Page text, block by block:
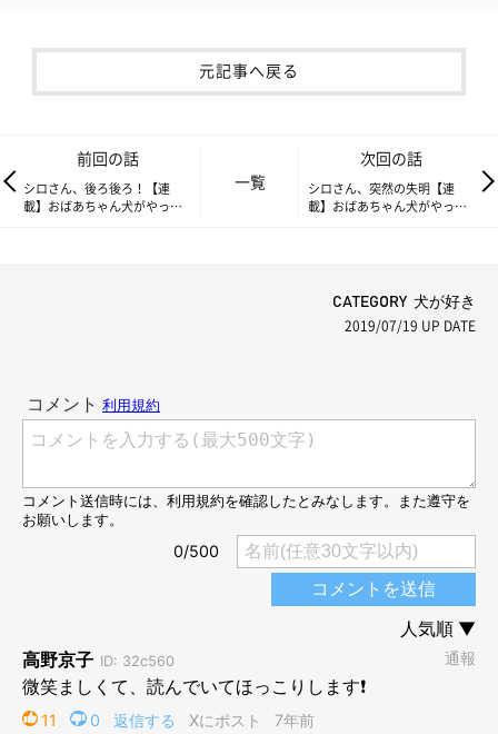
元記事へ戻る
前回の話
シロさん、後ろ後ろ！【連
載】おばあちゃん犬がやって
一覧
次回の話
シロさん、突然の失明【連
載】おばあちゃん犬がやって
CATEGORY 犬が好き
2019/07/19 UP DATE